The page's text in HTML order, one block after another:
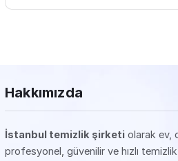
Hakkımızda
İstanbul temizlik şirketi olarak ev,
profesyonel, güvenilir ve hızlı